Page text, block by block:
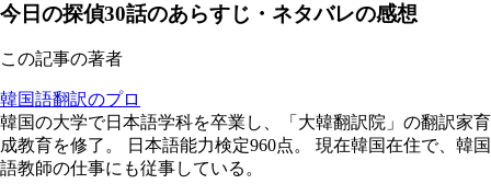
今日の探偵30話のあらすじ・ネタバレの感想
この記事の著者
韓国語翻訳のプロ
韓国の大学で日本語学科を卒業し、「大韓翻訳院」の翻訳家育
成教育を修了。 日本語能力検定960点。 現在韓国在住で、韓国
語教師の仕事にも従事している。